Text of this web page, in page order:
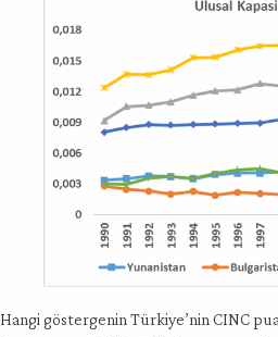
Hangi göstergenin Türkiye’nin CINC